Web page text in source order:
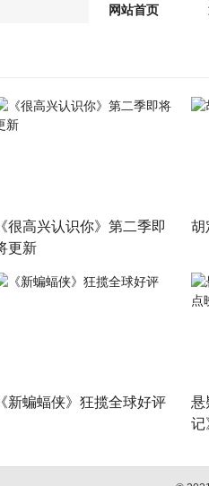
网站首页
《很高兴认识你》第二季即
更新
胡
《新蝙蝠侠》狂揽全球好评
悬
记